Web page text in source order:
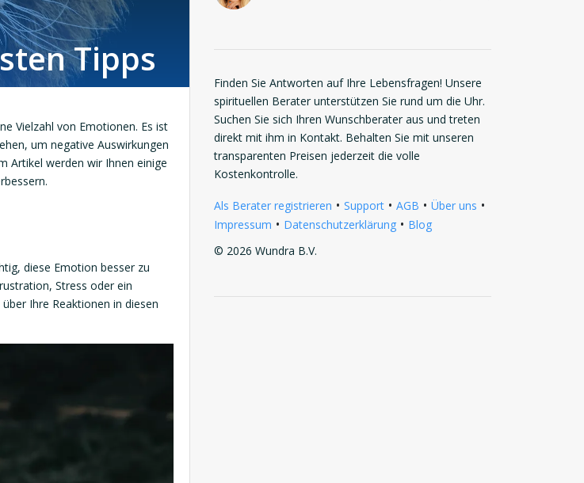
Tipps
Vielzahl von Emotionen. Es ist
um negative Auswirkungen
Artikel werden wir Ihnen einige
diese Emotion besser zu
Stress oder ein
Ihre Reaktionen in diesen
Finden Sie Antworten auf Ihre Lebensfragen! Unsere
spirituellen Berater unterstützen Sie rund um die Uhr.
Suchen Sie sich Ihren Wunschberater aus und treten
direkt mit ihm in Kontakt. Behalten Sie mit unseren
transparenten Preisen jederzeit die volle
Kostenkontrolle.
Als Berater registrieren • Support • AGB • Über uns •
Impressum • Datenschutzerklärung • Blog
© 2026 Wundra B.V.